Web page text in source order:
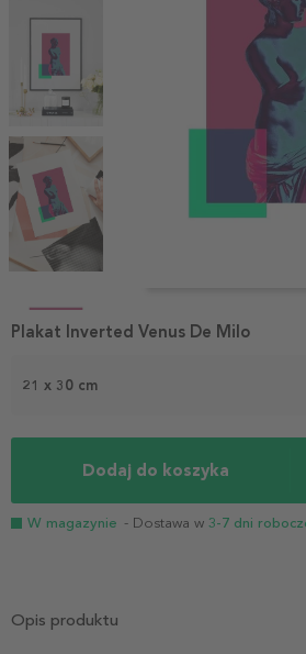
1
21 x 30 cm
Dodaj do koszyka
W magazynie - Dostawa w 3-7 dni
Plakat Inverted Venus De Milo
Opis produktu